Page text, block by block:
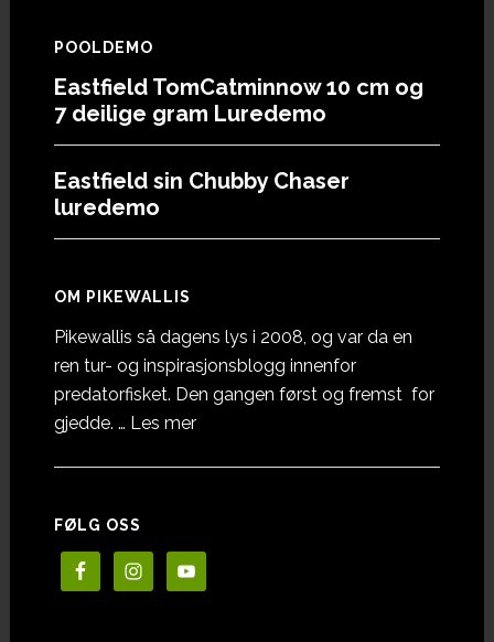
POOLDEMO
Eastfield TomCatminnow 10 cm og
7 deilige gram Luredemo
Eastfield sin Chubby Chaser
luredemo
OM PIKEWALLIS
Pikewallis så dagens lys i 2008, og var da en
ren tur- og inspirasjonsblogg innenfor
predatorfisket. Den gangen først og fremst for
gjedde. … Les meromOm
FØLG OSS